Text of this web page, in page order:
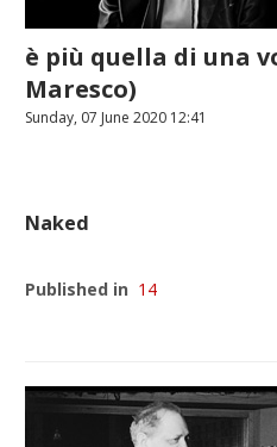
è più quella di una
Maresco)
Sunday, 07 June 2020 12:41
Naked
Published in 14